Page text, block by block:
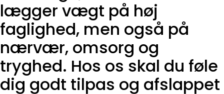
lægger vægt på høj
faglighed, men også på
nærvær, omsorg og
tryghed. Hos os skal du føle
dig godt tilpas og afslappet